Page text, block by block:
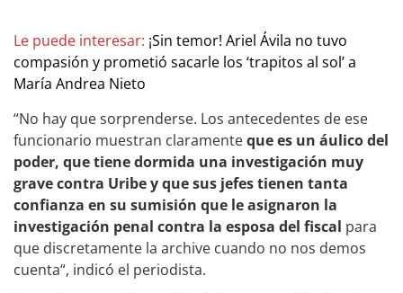
Le puede interesar: ¡Sin temor! Ariel Ávila no tuvo
compasión y prometió sacarle los ‘trapitos al sol’ a
María Andrea Nieto
“No hay que sorprenderse. Los antecedentes de ese
funcionario muestran claramenteque es un áulico del
poder, que tiene dormida una investigación muy
grave contra Uribe y que sus jefes tienen tanta
confianza en su sumisión que le asignaron la
investigación penal contra la esposa del fiscal para
que discretamente la archive cuando no nos demos
cuenta“, indicó el periodista.